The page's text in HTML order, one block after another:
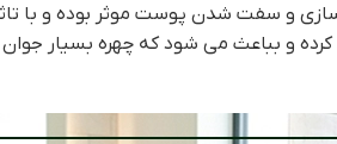
سازی و سفت شدن پوست موثر بوده و
و بباعث می شود که چهره بسیار